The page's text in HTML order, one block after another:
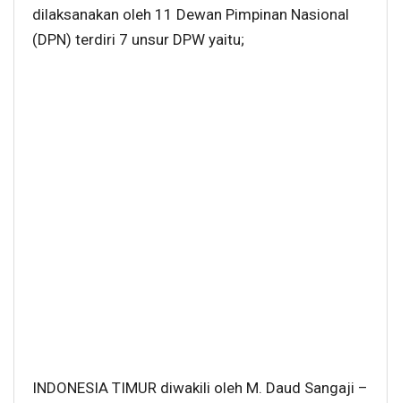
dilaksanakan oleh 11 Dewan Pimpinan Nasional
(DPN) terdiri 7 unsur DPW yaitu;
INDONESIA TIMUR diwakili oleh M. Daud Sangaji –